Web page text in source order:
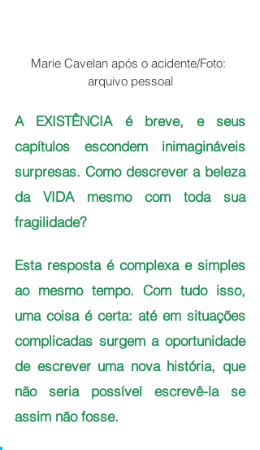
Marie Cavelan após o acidente/Foto:
arquivo pessoal
A EXISTÊNCIA é breve, e seus
capítulos escondem inimagináveis
surpresas. Como descrever a beleza
da VIDA mesmo com toda sua
fragilidade?
Esta resposta é complexa e simples
ao mesmo tempo. Com tudo isso,
uma coisa é certa: até em situações
complicadas surgem a oportunidade
de escrever uma nova história, que
não seria possível escrevê-la se
assim não fosse.